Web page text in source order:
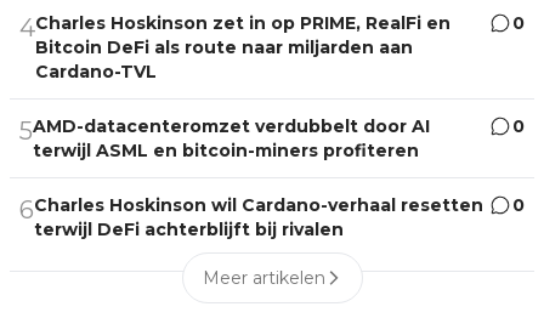
4Charles Hoskinson zet in op PRIME, RealFi en
Bitcoin DeFi als route naar miljarden aan
Cardano-TVL
0
5AMD-datacenteromzet verdubbelt door AI
terwijl ASML en bitcoin-miners profiteren
0
6Charles Hoskinson wil Cardano-verhaal resetten
terwijl DeFi achterblijft bij rivalen
0
Meer artikelen